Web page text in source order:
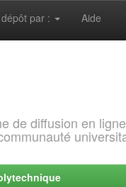
par : Aide
de diffusion en